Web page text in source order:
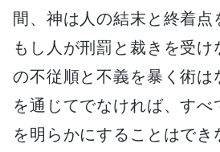
間、神は人の結末と終着点
もし人が刑罰と裁きを受け
の不従順と不義を暴く術は
を通じてでなければ、すべ
を明らかにすることはでき